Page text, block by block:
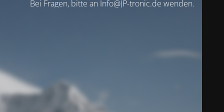
Bei Fragen, bitte an Info@JP-tronic.de wenden.